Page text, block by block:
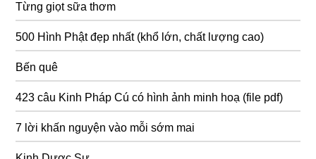
Từng giọt sữa thơm
500 Hình Phật đẹp nhất (khổ lớn, chất lượng cao)
Bến quê
423 câu Kinh Pháp Cú có hình ảnh minh hoạ (file pdf)
7 lời khấn nguyện vào mỗi sớm mai